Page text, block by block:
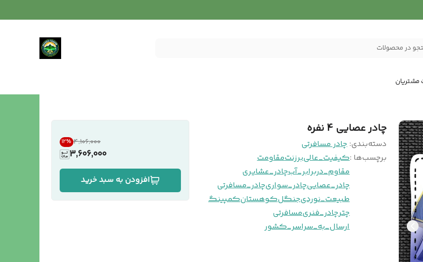
در محصولات
مشتریان
چادر عصایی 4 نفره
دسته‌بندی:چادر مسافرتی
برچسب‌ها :کیفیت_عالیبرزنتمقاومت
مقاوم_دربرابر_آبچادر_عشایری
چادر_عصاییچادر_سواریچادر_مسافرتی
طبیعت_نوردیجنگلکوهستانکمپینگ
چترچادر_فنریمسافرتی
ارسال_به_سراسر_کشور
۴٬۱۰۶٬۰۰۰ 12%
3,606,000
افزودن به سبد خرید